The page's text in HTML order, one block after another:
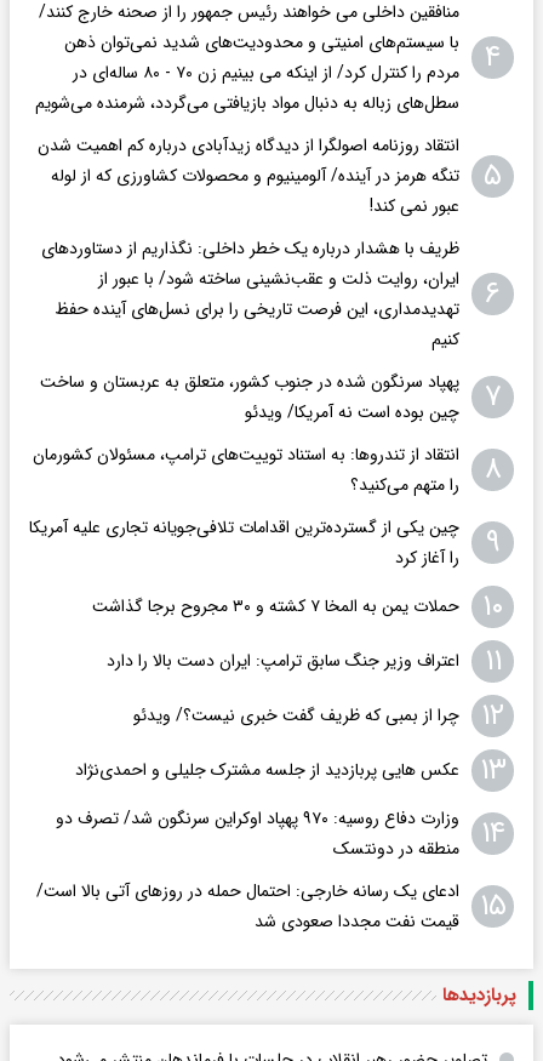
۴
منافقین داخلی می خواهند رئیس جمهور را از صحنه خارج کنند/
با سیستم‌های امنیتی و محدودیت‌های شدید نمی‌توان ذهن
مردم را کنترل کرد/ از اینکه می بینیم زن ۷۰ - ۸۰ ساله‌ای در
سطل‌های زباله به دنبال مواد بازیافتی می‌گردد، شرمنده می‌شویم
۵
انتقاد روزنامه اصولگرا از دیدگاه زیدآبادی درباره کم اهمیت شدن
تنگه هرمز در آینده/ آلومینیوم و محصولات کشاورزی که از لوله
عبور نمی کند!
۶
ظریف با هشدار درباره یک خطر داخلی: نگذاریم از دستاوردهای
ایران، روایت ذلت و عقب‌نشینی ساخته شود/ با عبور از
تهدیدمداری، این فرصت تاریخی را برای نسل‌های آینده حفظ
کنیم
۷
پهپاد سرنگون شده در جنوب کشور، متعلق به عربستان و ساخت
چین بوده است نه آمریکا/ ویدئو
۸
انتقاد از تندروها: به استناد توییت‌های ترامپ، مسئولان کشورمان
را متهم می‌کنید؟
۹
چین یکی از گسترده‌ترین اقدامات تلافی‌جویانه تجاری علیه آمریکا
را آغاز کرد
۱۰ حملات یمن به المخا ۷ کشته و ۳۰ مجروح برجا گذاشت
۱۱ اعتراف وزیر جنگ سابق ترامپ: ایران دست بالا را دارد
۱۲ چرا از بمبی که ظریف گفت خبری نیست؟/ ویدئو
۱۳ عکس هایی پربازدید از جلسه مشترک جلیلی و احمدی‌نژاد
۱۴
وزارت دفاع روسیه: ۹۷۰ پهپاد اوکراین سرنگون شد/ تصرف دو
منطقه در دونتسک
۱۵
ادعای یک رسانه خارجی: احتمال حمله در روزهای آتی بالا است/
قیمت نفت مجددا صعودی شد
پربازدید‌ها